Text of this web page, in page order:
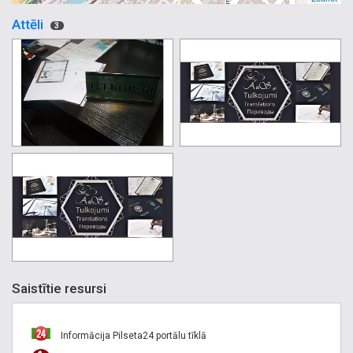
Attēli 3
Saistītie resursi
Informācija Pilseta24 portālu tīklā